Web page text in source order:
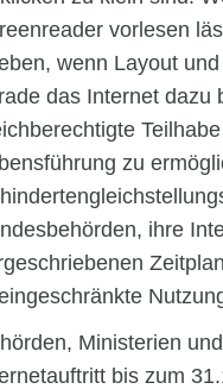
vorlesen
wenn Layout
das Internet dazu
zu
ihre
Ministerien
bis zum